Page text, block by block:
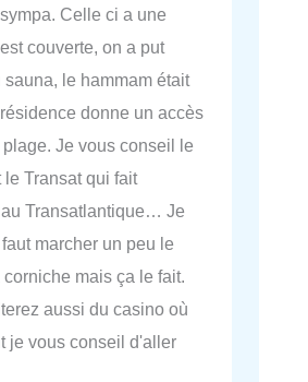
Celle ci a une
couverte, on a put
sauna, le hammam était
donne un accès
Je vous conseil le
le Transat qui fait
Transatlantique… Je
marcher un peu le
mais ça le fait.
aussi du casino où
je vous conseil d'aller